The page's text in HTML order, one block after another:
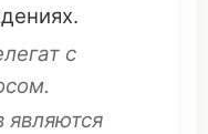
.
с
.
являются